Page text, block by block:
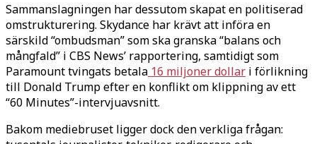
Sammanslagningen har dessutom skapat en politiserad
omstrukturering. Skydance har krävt att införa en
särskild “ombudsman” som ska granska “balans och
mångfald” i CBS News’ rapportering, samtidigt som
Paramount tvingats betala 16 miljoner dollar i förlikning
till Donald Trump efter en konflikt om klippning av ett
“60 Minutes”-intervjuavsnitt.
Bakom mediebruset ligger dock den verkliga frågan: